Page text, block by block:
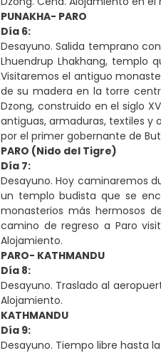
PUNAKHA- PARO
Día 6:
Desayuno. Salida temprano
Lhuendrup Lhakhang, templo
Visitaremos el antiguo
de su madera en la torre
Dzong, construido en el siglo
antiguas, armaduras, textiles y
por el primer gobernante de
PARO (Nido del Tigre)
Día 7:
Desayuno. Hoy caminaremos
un templo budista que se
monasterios más hermosos
camino de regreso a Paro
Alojamiento.
PARO- KATHMANDU
Día 8:
Desayuno. Traslado al
Alojamiento.
KATHMANDU
Día 9:
Desayuno. Tiempo libre hasta